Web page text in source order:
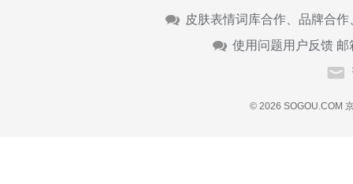
皮肤表情词库合作、品牌合
使用问题用户反馈 邮
© 2026 SOGOU.COM